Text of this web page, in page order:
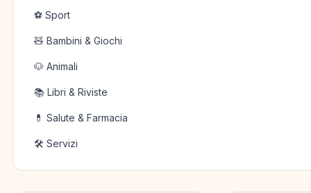
⚽ Sport
🧸 Bambini & Giochi
🐶 Animali
📚 Libri & Riviste
💊 Salute & Farmacia
🛠️ Servizi